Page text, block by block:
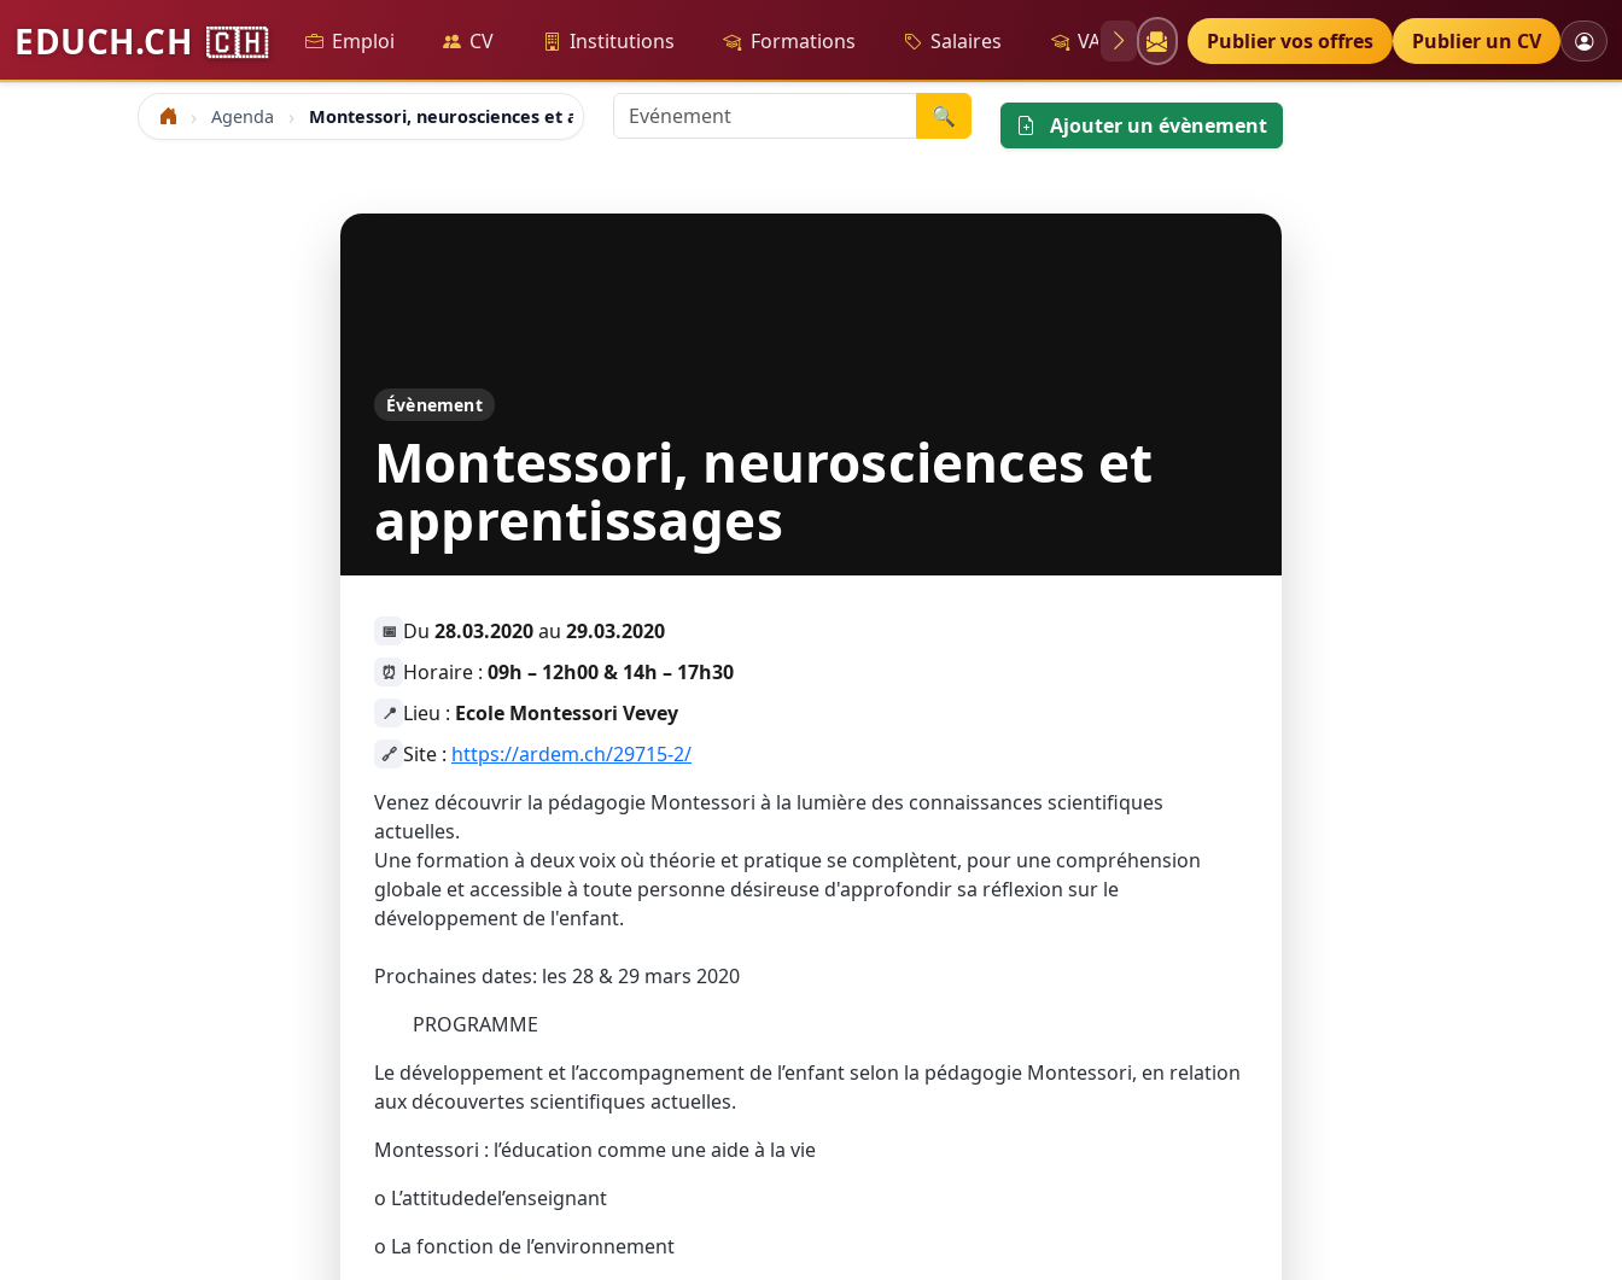
EDUCH.CH 🇨🇭 Emploi CV Institutions Formations Salaires VAE Diplômes Petites annonces
Publier vos offres Publier un CV
Accueil Agenda Montessori, neurosciences et apprentissages 🔍 Ajouter un évènement
Évènement
Montessori, neurosciences et
apprentissages
📅 Du 28.03.2020au 29.03.2020
⏰ Horaire : 09h – 12h00 & 14h – 17h30
📍 Lieu : Ecole Montessori Vevey
🔗 Site : https://ardem.ch/29715-2/
Venez découvrir la pédagogie Montessori à la lumière des connaissances scientifiques
actuelles.
Une formation à deux voix où théorie et pratique se complètent, pour une compréhension
globale et accessible à toute personne désireuse d'approfondir sa réflexion sur le
développement de l'enfant.
Prochaines dates: les 28 & 29 mars 2020
PROGRAMME
Le développement et l’accompagnement de l’enfant selon la pédagogie Montessori, en relation
aux découvertes scientifiques actuelles.
Montessori : l’éducation comme une aide à la vie
o L’attitudedel’enseignant
o La fonction de l’environnement